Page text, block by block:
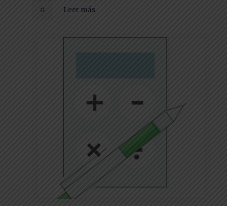
Leer más